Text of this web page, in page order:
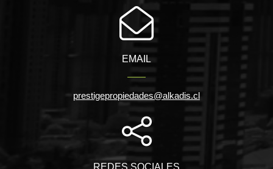
EMAIL
prestigepropiedades@alkadis.cl